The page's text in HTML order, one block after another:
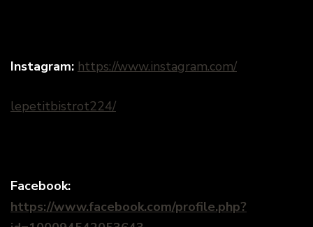
Instagram: https://www.instagram.com/
lepetitbistrot224/
Facebook:
https://www.facebook.com/profile.php?